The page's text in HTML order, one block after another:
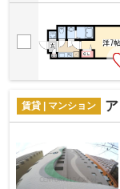
賃貸 | マンション